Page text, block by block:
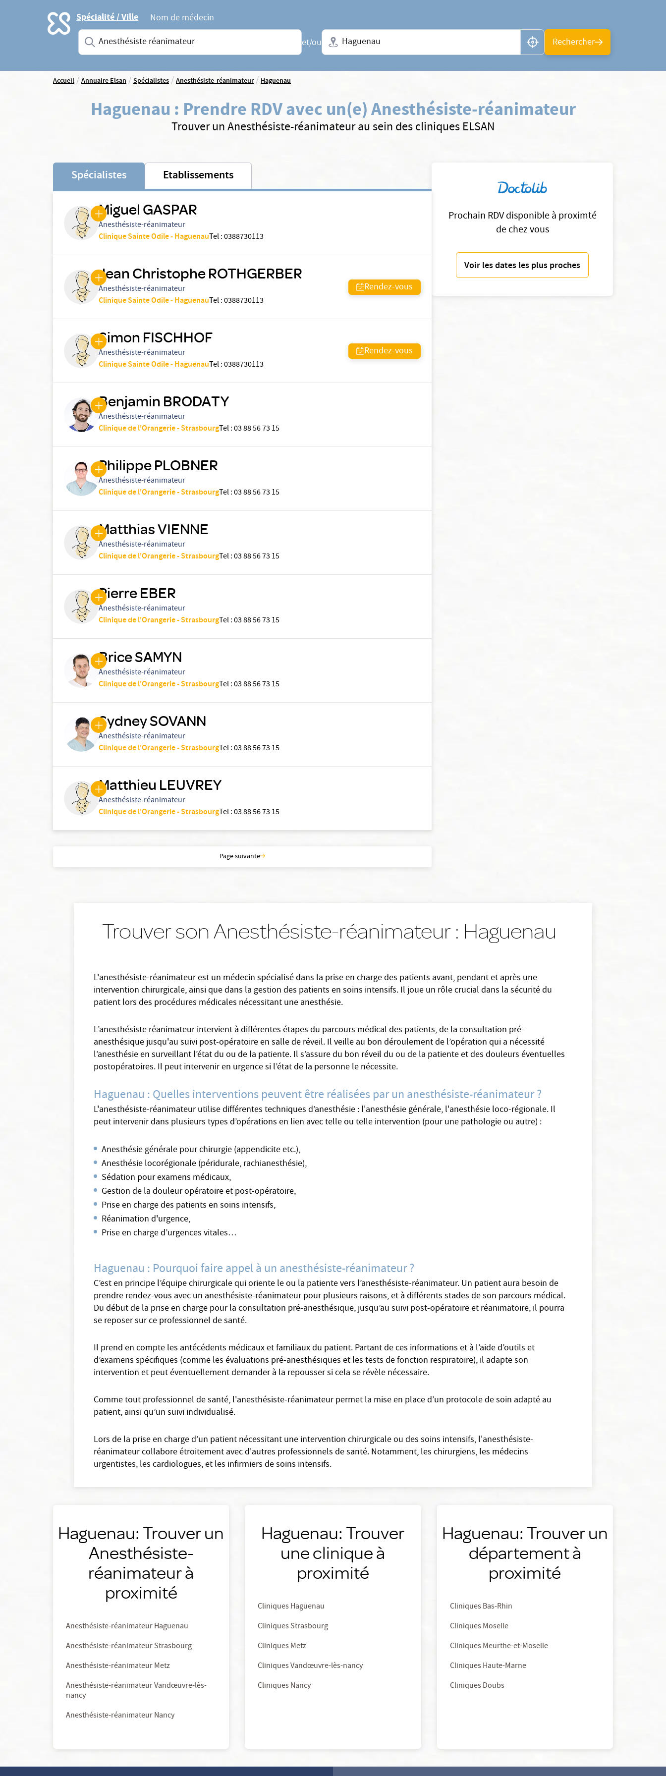
Accueil Spécialité / Ville
Nom de médecin
Saisissez une spécialité ou un service
et/ou
Ville + N° de département, région ou CP
Rechercher
Accueil/Annuaire Elsan/Spécialistes/Anesthésiste-réanimateur/Haguenau
Haguenau : Prendre RDV avec un(e) Anesthésiste-réanimateur
Trouver un Anesthésiste-réanimateur au sein des cliniques ELSAN
Prochain RDV disponible à proximté
de chez vous
Voir les dates les plus proches
Spécialistes Etablissements
Miguel GASPAR
Anesthésiste-réanimateur
Clinique Sainte Odile - HaguenauTel:0388730113
Jean Christophe ROTHGERBER
Anesthésiste-réanimateur
Clinique Sainte Odile - HaguenauTel:0388730113
Rendez-vous
Simon FISCHHOF
Anesthésiste-réanimateur
Clinique Sainte Odile - HaguenauTel:0388730113
Rendez-vous
Benjamin BRODATY
Anesthésiste-réanimateur
Clinique de l'Orangerie - StrasbourgTel:03 88 56 73 15
Philippe PLOBNER
Anesthésiste-réanimateur
Clinique de l'Orangerie - StrasbourgTel:03 88 56 73 15
Matthias VIENNE
Anesthésiste-réanimateur
Clinique de l'Orangerie - StrasbourgTel:03 88 56 73 15
Pierre EBER
Anesthésiste-réanimateur
Clinique de l'Orangerie - StrasbourgTel:03 88 56 73 15
Brice SAMYN
Anesthésiste-réanimateur
Clinique de l'Orangerie - StrasbourgTel:03 88 56 73 15
Sydney SOVANN
Anesthésiste-réanimateur
Clinique de l'Orangerie - StrasbourgTel:03 88 56 73 15
Matthieu LEUVREY
Anesthésiste-réanimateur
Clinique de l'Orangerie - StrasbourgTel:03 88 56 73 15
Page suivante
Trouver son Anesthésiste-réanimateur : Haguenau
L'anesthésiste-réanimateur est un médecin spécialisé dans la prise en charge des patients avant, pendant et après une
intervention chirurgicale, ainsi que dans la gestion des patients en soins intensifs. Il joue un rôle crucial dans la sécurité du
patient lors des procédures médicales nécessitant une anesthésie.
L’anesthésiste réanimateur intervient à différentes étapes du parcours médical des patients, de la consultation pré-
anesthésique jusqu'au suivi post-opératoire en salle de réveil. Il veille au bon déroulement de l’opération qui a nécessité
l’anesthésie en surveillant l’état du ou de la patiente. Il s’assure du bon réveil du ou de la patiente et des douleurs éventuelles
postopératoires. Il peut intervenir en urgence si l’état de la personne le nécessite.
Haguenau : Quelles interventions peuvent être réalisées par un anesthésiste-réanimateur ?
L'anesthésiste-réanimateur utilise différentes techniques d’anesthésie : l'anesthésie générale, l'anesthésie loco-régionale. Il
peut intervenir dans plusieurs types d’opérations en lien avec telle ou telle intervention (pour une pathologie ou autre) :
Anesthésie générale pour chirurgie (appendicite etc.),
Anesthésie locorégionale (péridurale, rachianesthésie),
Sédation pour examens médicaux,
Gestion de la douleur opératoire et post-opératoire,
Prise en charge des patients en soins intensifs,
Réanimation d'urgence,
Prise en charge d’urgences vitales…
Haguenau : Pourquoi faire appel à un anesthésiste-réanimateur ?
C’est en principe l’équipe chirurgicale qui oriente le ou la patiente vers l’anesthésiste-réanimateur. Un patient aura besoin de
prendre rendez-vous avec un anesthésiste-réanimateur pour plusieurs raisons, et à différents stades de son parcours médical.
Du début de la prise en charge pour la consultation pré-anesthésique, jusqu’au suivi post-opératoire et réanimatoire, il pourra
se reposer sur ce professionnel de santé.
Il prend en compte les antécédents médicaux et familiaux du patient. Partant de ces informations et à l’aide d’outils et
d’examens spécifiques (comme les évaluations pré-anesthésiques et les tests de fonction respiratoire), il adapte son
intervention et peut éventuellement demander à la repousser si cela se révèle nécessaire.
Comme tout professionnel de santé, l'anesthésiste-réanimateur permet la mise en place d’un protocole de soin adapté au
patient, ainsi qu’un suivi individualisé.
Lors de la prise en charge d’un patient nécessitant une intervention chirurgicale ou des soins intensifs, l'anesthésiste-
réanimateur collabore étroitement avec d'autres professionnels de santé. Notamment, les chirurgiens, les médecins
urgentistes, les cardiologues, et les infirmiers de soins intensifs.
Haguenau: Trouver un
Anesthésiste-
réanimateur à
proximité
Anesthésiste-réanimateur Haguenau
Anesthésiste-réanimateur Strasbourg
Anesthésiste-réanimateur Metz
Anesthésiste-réanimateur Vandœuvre-lès-
nancy
Anesthésiste-réanimateur Nancy
Haguenau: Trouver
une clinique à
proximité
Cliniques Haguenau
Cliniques Strasbourg
Cliniques Metz
Cliniques Vandœuvre-lès-nancy
Cliniques Nancy
Haguenau: Trouver un
département à
proximité
Cliniques Bas-Rhin
Cliniques Moselle
Cliniques Meurthe-et-Moselle
Cliniques Haute-Marne
Cliniques Doubs